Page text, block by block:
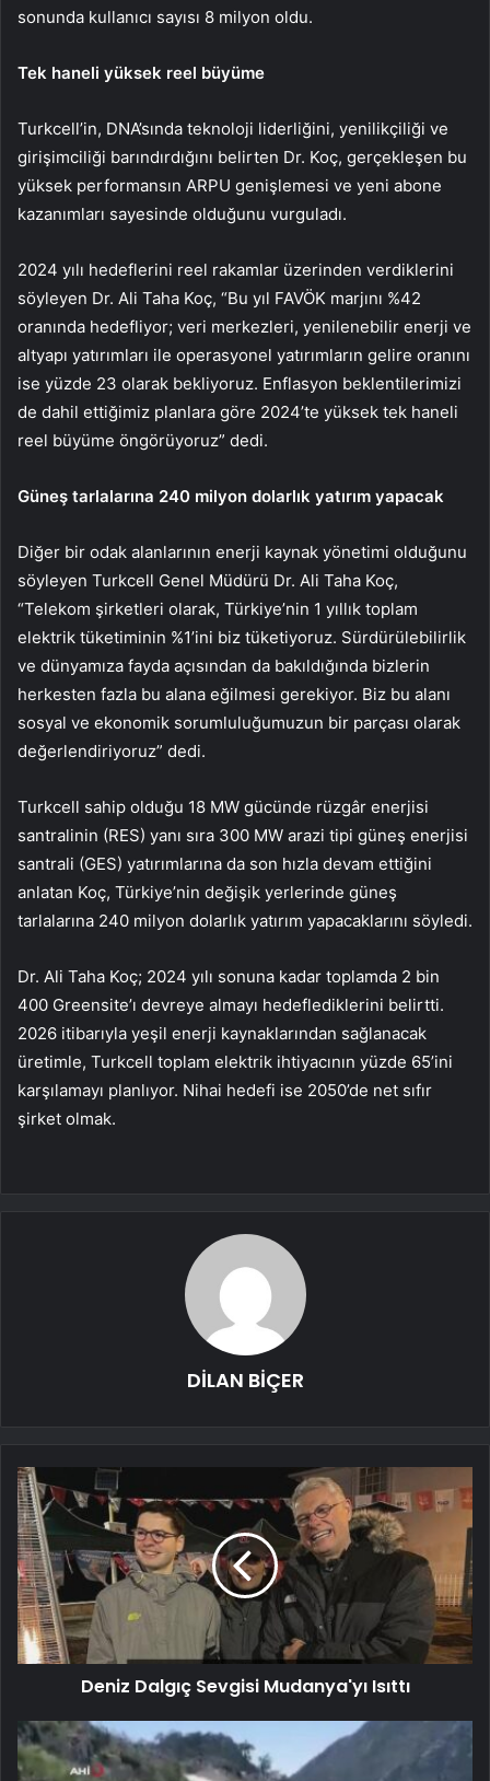
sonunda kullanıcı sayısı 8 milyon oldu.
Tek haneli yüksek reel büyüme
Turkcell’in, DNA’sında teknoloji liderliğini, yenilikçiliği ve
girişimciliği barındırdığını belirten Dr. Koç, gerçekleşen bu
yüksek performansın ARPU genişlemesi ve yeni abone
kazanımları sayesinde olduğunu vurguladı.
2024 yılı hedeflerini reel rakamlar üzerinden verdiklerini
söyleyen Dr. Ali Taha Koç, “Bu yıl FAVÖK marjını %42
oranında hedefliyor; veri merkezleri, yenilenebilir enerji ve
altyapı yatırımları ile operasyonel yatırımların gelire oranını
ise yüzde 23 olarak bekliyoruz. Enflasyon beklentilerimizi
de dahil ettiğimiz planlara göre 2024’te yüksek tek haneli
reel büyüme öngörüyoruz” dedi.
Güneş tarlalarına 240 milyon dolarlık yatırım yapacak
Diğer bir odak alanlarının enerji kaynak yönetimi olduğunu
söyleyen Turkcell Genel Müdürü Dr. Ali Taha Koç,
“Telekom şirketleri olarak, Türkiye’nin 1 yıllık toplam
elektrik tüketiminin %1’ini biz tüketiyoruz. Sürdürülebilirlik
ve dünyamıza fayda açısından da bakıldığında bizlerin
herkesten fazla bu alana eğilmesi gerekiyor. Biz bu alanı
sosyal ve ekonomik sorumluluğumuzun bir parçası olarak
değerlendiriyoruz” dedi.
Turkcell sahip olduğu 18 MW gücünde rüzgâr enerjisi
santralinin (RES) yanı sıra 300 MW arazi tipi güneş enerjisi
santrali (GES) yatırımlarına da son hızla devam ettiğini
anlatan Koç, Türkiye’nin değişik yerlerinde güneş
tarlalarına 240 milyon dolarlık yatırım yapacaklarını söyledi.
Dr. Ali Taha Koç; 2024 yılı sonuna kadar toplamda 2 bin
400 Greensite’ı devreye almayı hedeflediklerini belirtti.
2026 itibarıyla yeşil enerji kaynaklarından sağlanacak
üretimle, Turkcell toplam elektrik ihtiyacının yüzde 65’ini
karşılamayı planlıyor. Nihai hedefi ise 2050’de net sıfır
şirket olmak.
DİLAN BİÇER
Deniz Dalgıç Sevgisi Mudanya'yı Isıttı